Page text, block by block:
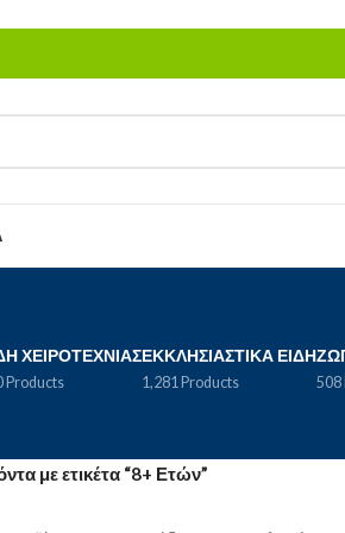
ΧΕΙΡΟΤΕΧΝΊΑΣ
Products
ΕΚΚΛΗΣΙΑΣΤΙΚΆ ΕΊΔΗ
1,281 Products 508
με ετικέτα “8+ Ετών”